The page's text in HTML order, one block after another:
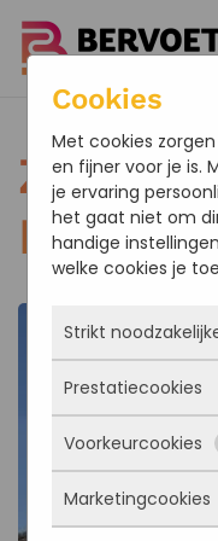
Fijnaart
Cookies
Met cookies
en fijner voor je is.
je ervaring
het gaat niet om
handige
welke cookies je
Strikt
Deze cookies
überhaupt
kunnen niet
ze alleen
inloggen, een
Prestatiecookies
Met deze
bezocht wordt,
komen en welke
kunnen we de
Voorkeurcookies
Deze cookies
Bijvoorbeeld
Marketingcookies